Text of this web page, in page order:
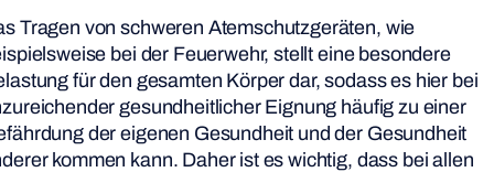
Tragen von schweren Atemschutzgeräten, wie
bei der Feuerwehr, stellt eine besondere
für den gesamten Körper dar, sodass es hier bei
gesundheitlicher Eignung häufig zu einer
der eigenen Gesundheit und der Gesundheit
kommen kann. Daher ist es wichtig, dass bei allen